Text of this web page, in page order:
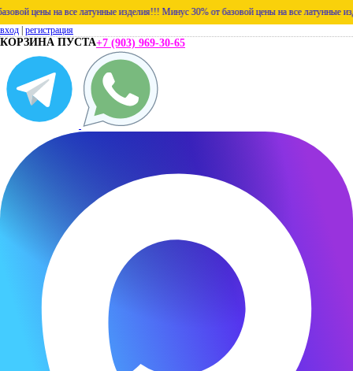
цены на все латунные изделия!!! Минус 30% от базовой цены на все латунные
вход регистрация
КОРЗИНА ПУСТА+7 (903) 969-30-65